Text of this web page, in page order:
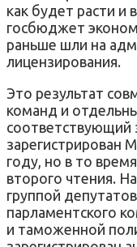
как будет расти и
госбюджет
раньше шли на
лицензирования.
Это результат
команд и
соответствующий
зарегистрирован
году, но в то
второго чтения.
группой
парламентского
и таможенной